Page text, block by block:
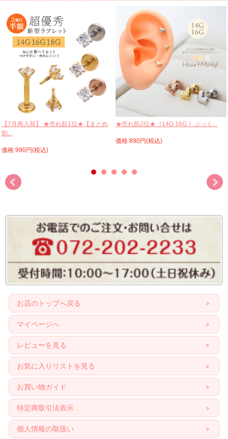
【7月再入荷】 ★売れ筋1位★【まとめ
割...
価格:990円(税込)
★売れ筋2位★［14G 16G ］ぷっく...
価格:890円(税込)
お店のトップへ戻る
マイページへ
レビューを見る
お気に入りリストを見る
お買い物ガイド
特定商取引法表示
個人情報の取扱い